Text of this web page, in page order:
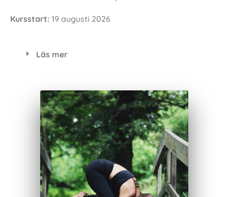
19 augusti 2026
Läs mer